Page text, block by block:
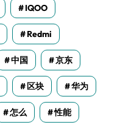
IQOO
Redmi
中国 京东
区块 华为
怎么 性能